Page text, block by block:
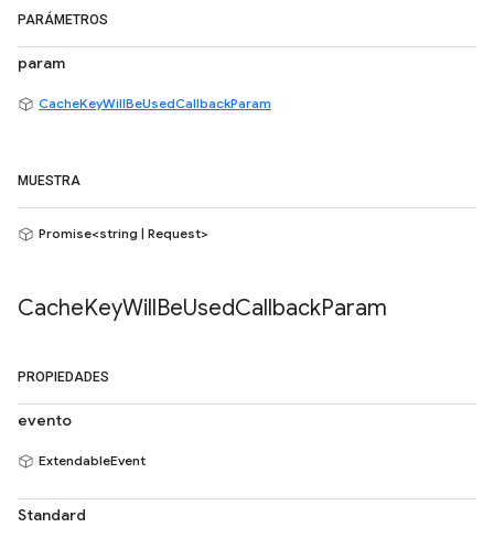
PARÁMETROS
param
CacheKeyWillBeUsedCallbackParam
MUESTRA
Promise<string | Request>
CacheKeyWillBeUsedCallbackParam
PROPIEDADES
evento
ExtendableEvent
Standard